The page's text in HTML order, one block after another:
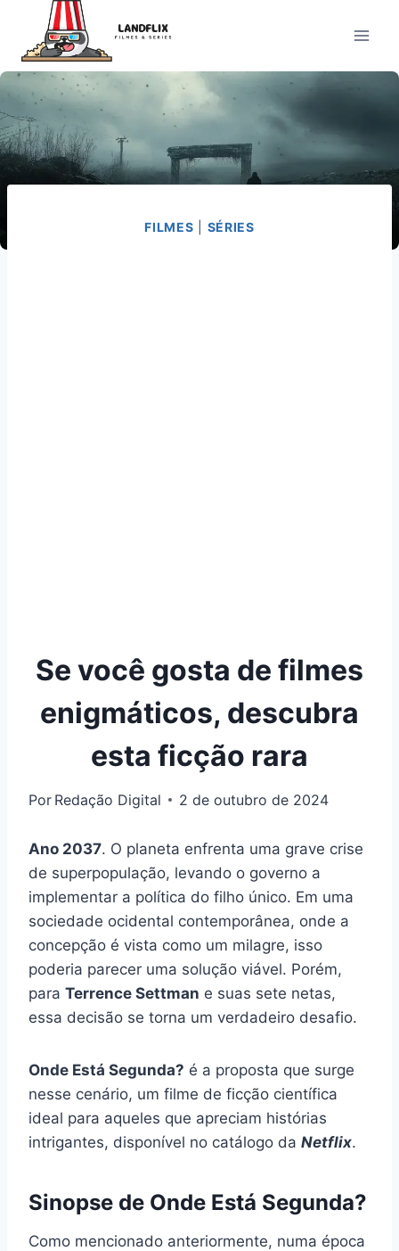
Conteúdo
FILMES SÉRIES
Se você gosta de filmes
enigmáticos, descubra
esta ficção rara
Por Redação Digital 2 de outubro de 2024
Ano 2037. O planeta enfrenta uma grave crise
de superpopulação, levando o governo a
implementar a política do filho único. Em uma
sociedade ocidental contemporânea, onde a
concepção é vista como um milagre, isso
poderia parecer uma solução viável. Porém,
para Terrence Settman e suas sete netas,
essa decisão se torna um verdadeiro desafio.
Onde Está Segunda? é a proposta que surge
nesse cenário, um filme de ficção científica
ideal para aqueles que apreciam histórias
intrigantes, disponível no catálogo da Netflix.
Sinopse de Onde Está Segunda?
Como mencionado anteriormente, numa época